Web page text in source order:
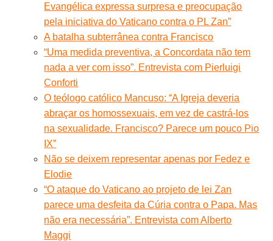
Evangélica expressa surpresa e preocupação
pela iniciativa do Vaticano contra o PL Zan”
A batalha subterrânea contra Francisco
“Uma medida preventiva, a Concordata não tem
nada a ver com isso”. Entrevista com Pierluigi
Conforti
O teólogo católico Mancuso: “A Igreja deveria
abraçar os homossexuais, em vez de castrá-los
na sexualidade. Francisco? Parece um pouco Pio
IX”
Não se deixem representar apenas por Fedez e
Elodie
“O ataque do Vaticano ao projeto de lei Zan
parece uma desfeita da Cúria contra o Papa. Mas
não era necessária”. Entrevista com Alberto
Maggi